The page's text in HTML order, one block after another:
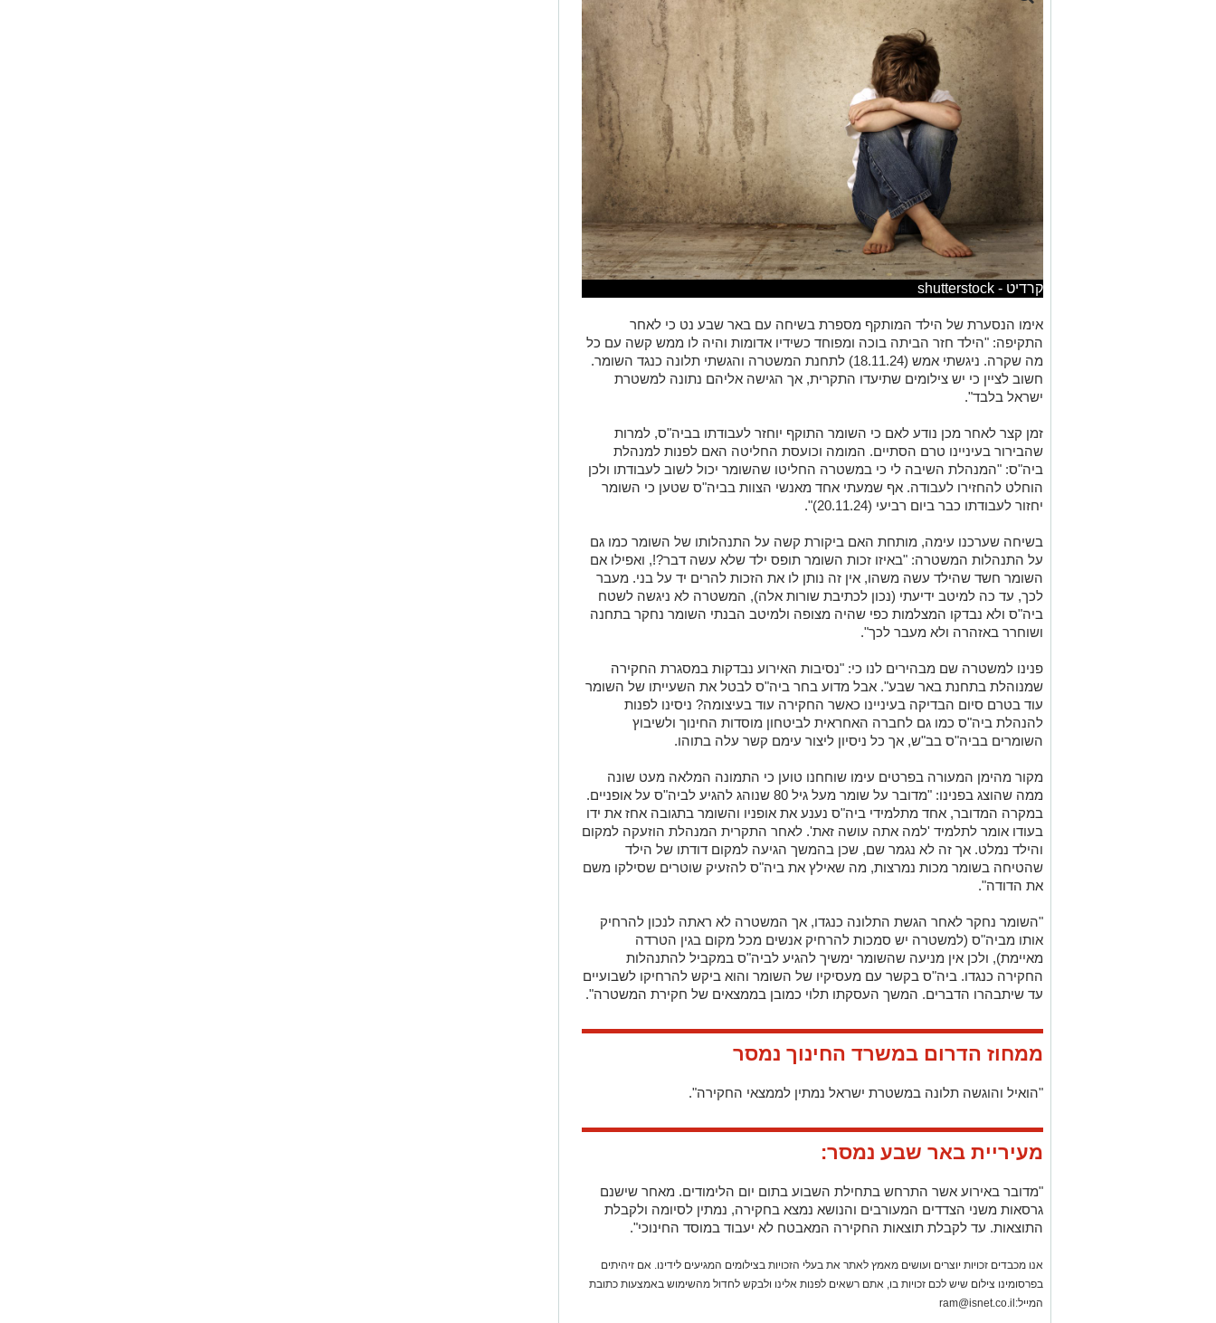
קרדיט - shutterstock
אימו הנסערת של הילד המותקף מספרת בשיחה עם באר שבע נט כי לאחר
התקיפה: "הילד חזר הביתה בוכה ומפוחד כשידיו אדומות והיה לו ממש קשה עם כל
מה שקרה. ניגשתי אמש (18.11.24) לתחנת המשטרה והגשתי תלונה כנגד השומר.
חשוב לציין כי יש צילומים שתיעדו התקרית, אך הגישה אליהם נתונה למשטרת
ישראל בלבד".
זמן קצר לאחר מכן נודע לאם כי השומר התוקף יוחזר לעבודתו בביה"ס, למרות
שהבירור בעיניינו טרם הסתיים. המומה וכועסת החליטה האם לפנות למנהלת
ביה"ס: "המנהלת השיבה לי כי במשטרה החליטו שהשומר יכול לשוב לעבודתו ולכן
הוחלט להחזירו לעבודה. אף שמעתי אחד מאנשי הצוות בביה"ס שטען כי השומר
יחזור לעבודתו כבר ביום רביעי (20.11.24)".
בשיחה שערכנו עימה, מותחת האם ביקורת קשה על התנהלותו של השומר כמו גם
על התנהלות המשטרה: "באיזו זכות השומר תופס ילד שלא עשה דבר?!, ואפילו אם
לכך, עד כה למיטב ידיעתי (נכון לכתיבת שורות אלה), המשטרה לא ניגשה לשטח
ביה"ס ולא נבדקו המצלמות כפי שהיה מצופה ולמיטב הבנתי השומר נחקר בתחנה
ושוחרר באזהרה ולא מעבר לכך".
פנינו למשטרה שם מבהירים לנו כי: "נסיבות האירוע נבדקות במסגרת החקירה
שמנוהלת בתחנת באר שבע". אבל מדוע בחר ביה"ס לבטל את השעייתו של השומר
עוד בטרם סיום הבדיקה בעיניינו כאשר החקירה עוד בעיצומה? ניסינו לפנות
להנהלת ביה"ס כמו גם לחברה האחראית לביטחון מוסדות החינוך ולשיבוץ
השומרים בביה"ס בב"ש, אך כל ניסיון ליצור עימם קשר עלה בתוהו.
מקור מהימן המעורה בפרטים עימו שוחחנו טוען כי התמונה המלאה מעט שונה
ממה שהוצג בפנינו: "מדובר על שומר מעל גיל 80 שנוהג להגיע לביה"ס על אופניים.
במקרה המדובר, אחד מתלמידי ביה"ס נענע את אופניו והשומר בתגובה אחז את ידו
בעודו אומר לתלמיד 'למה אתה עושה זאת'. לאחר התקרית המנהלת הוזעקה למקום
והילד נמלט. אך זה לא נגמר שם, שכן בהמשך הגיעה למקום דודתו של הילד
שהטיחה בשומר מכות נמרצות, מה שאילץ את ביה"ס להזעיק שוטרים שסילקו משם
את הדודה".
"השומר נחקר לאחר הגשת התלונה כנגדו, אך המשטרה לא ראתה לנכון להרחיק
אותו מביה"ס (למשטרה יש סמכות להרחיק אנשים מכל מקום בגין הטרדה
מאיימת), ולכן אין מניעה שהשומר ימשיך להגיע לביה"ס במקביל להתנהלות
החקירה כנגדו. ביה"ס בקשר עם מעסיקיו של השומר והוא ביקש להרחיקו לשבועיים
עד שיתבהרו הדברים. המשך העסקתו תלוי כמובן בממצאים של חקירת המשטרה".
ממחוז הדרום במשרד החינוך נמסר
"הואיל והוגשה תלונה במשטרת ישראל נמתין לממצאי החקירה".
מעיריית באר שבע נמסר:
התוצאות. עד לקבלת תוצאות החקירה המאבטח לא יעבוד במוסד החינוכי".
אנו מכבדים זכויות יוצרים ועושים מאמץ לאתר את בעלי הזכויות בצילומים המגיעים לידינו. אם זיהיתים
המייל:ram@isnet.co.il
משרדים למכירה>>>